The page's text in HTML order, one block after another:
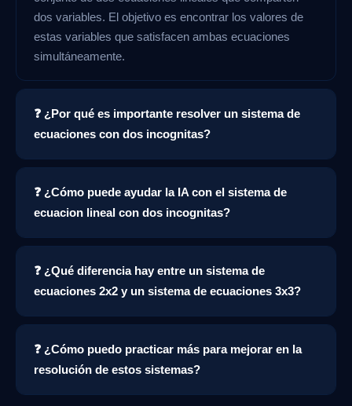
dos variables. El objetivo es encontrar los valores de
estas variables que satisfacen ambas ecuaciones
simultáneamente.
❓ ¿Por qué es importante resolver un sistema de
ecuaciones con dos incognitas?
❓ ¿Cómo puede ayudar la IA con el sistema de
ecuacion lineal con dos incognitas?
❓ ¿Qué diferencia hay entre un sistema de
ecuaciones 2x2 y un sistema de ecuaciones 3x3?
❓ ¿Cómo puedo practicar más para mejorar en la
resolución de estos sistemas?